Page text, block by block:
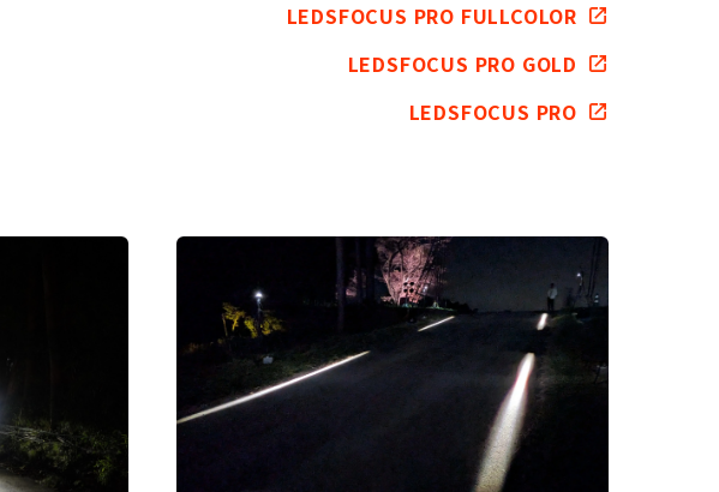
LEDSFOCUS PRO FULLCOLOR
LEDSFOCUS PRO GOLD
LEDSFOCUS PRO